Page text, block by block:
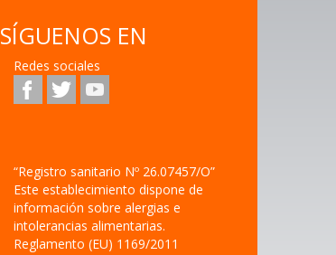
SÍGUENOS EN
Redes sociales
“Registro sanitario Nº 26.07457/O”
Este establecimiento dispone de
información sobre alergias e
intolerancias alimentarias.
Reglamento (EU) 1169/2011